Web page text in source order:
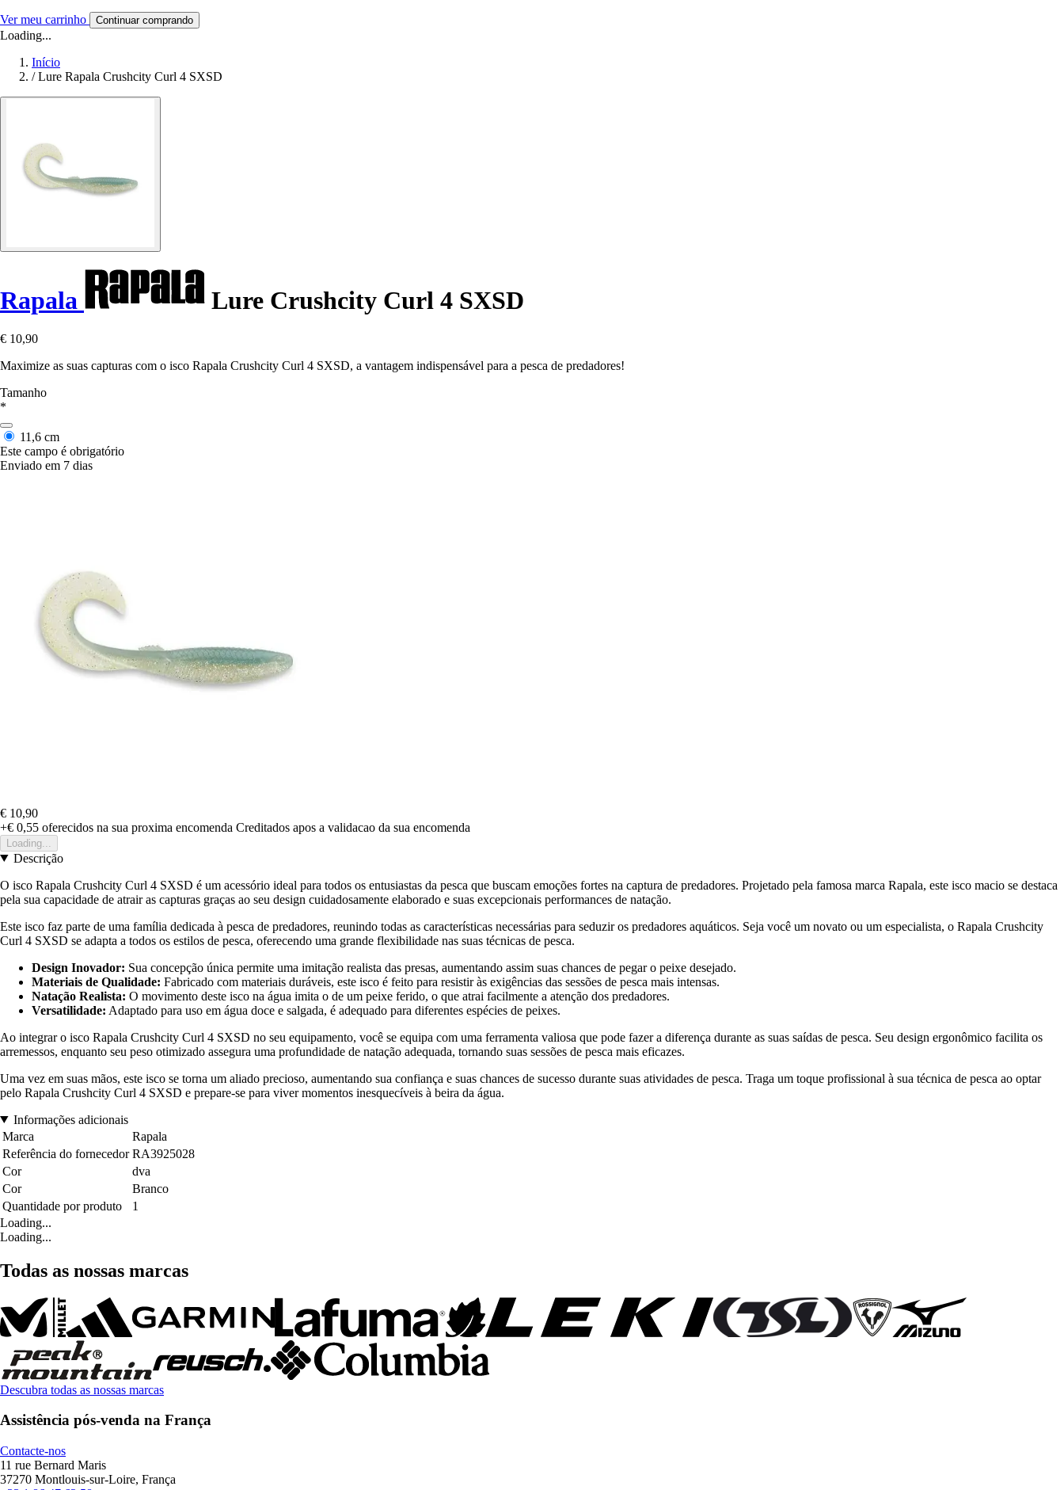
Ver meu carrinho Continuar comprando
Loading...
Início
/ Lure Rapala Crushcity Curl 4 SXSD
Rapala Lure Crushcity Curl 4 SXSD
€ 10,90
Maximize as suas capturas com o isco Rapala Crushcity Curl 4 SXSD, a vantagem indispensável para a pesca de predadores!
Tamanho
*
11,6 cm
Este campo é obrigatório
Enviado em 7 dias
€ 10,90
+€ 0,55 oferecidos na sua proxima encomenda Creditados apos a validacao da sua encomenda
Loading...
Descrição
O isco Rapala Crushcity Curl 4 SXSD é um acessório ideal para todos os entusiastas da pesca que buscam emoções fortes na captura de predadores. Projetado pela famosa marca Rapala, este isco macio se destaca
pela sua capacidade de atrair as capturas graças ao seu design cuidadosamente elaborado e suas excepcionais performances de natação.
Este isco faz parte de uma família dedicada à pesca de predadores, reunindo todas as características necessárias para seduzir os predadores aquáticos. Seja você um novato ou um especialista, o Rapala Crushcity
Curl 4 SXSD se adapta a todos os estilos de pesca, oferecendo uma grande flexibilidade nas suas técnicas de pesca.
Design Inovador: Sua concepção única permite uma imitação realista das presas, aumentando assim suas chances de pegar o peixe desejado.
Materiais de Qualidade: Fabricado com materiais duráveis, este isco é feito para resistir às exigências das sessões de pesca mais intensas.
Natação Realista: O movimento deste isco na água imita o de um peixe ferido, o que atrai facilmente a atenção dos predadores.
Versatilidade: Adaptado para uso em água doce e salgada, é adequado para diferentes espécies de peixes.
Ao integrar o isco Rapala Crushcity Curl 4 SXSD no seu equipamento, você se equipa com uma ferramenta valiosa que pode fazer a diferença durante as suas saídas de pesca. Seu design ergonômico facilita os
arremessos, enquanto seu peso otimizado assegura uma profundidade de natação adequada, tornando suas sessões de pesca mais eficazes.
Uma vez em suas mãos, este isco se torna um aliado precioso, aumentando sua confiança e suas chances de sucesso durante suas atividades de pesca. Traga um toque profissional à sua técnica de pesca ao optar
pelo Rapala Crushcity Curl 4 SXSD e prepare-se para viver momentos inesquecíveis à beira da água.
Informações adicionais
Marca
Rapala
Referência do fornecedor RA3925028
Cor
dva
Cor
Branco
Quantidade por produto
1
Loading...
Loading...
Todas as nossas marcas
Descubra todas as nossas marcas
Assistência pós-venda na França
Contacte-nos
11 rue Bernard Maris
37270 Montlouis-sur-Loire, França